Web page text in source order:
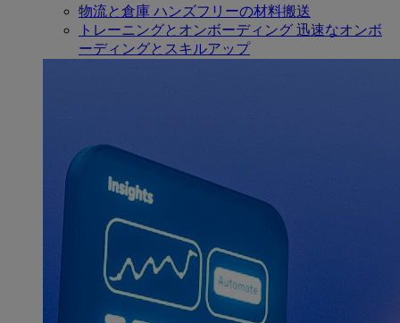
物流と倉庫 ハンズフリーの材料搬送
トレーニングとオンボーディング 迅速なオンボ
ーディングとスキルアップ